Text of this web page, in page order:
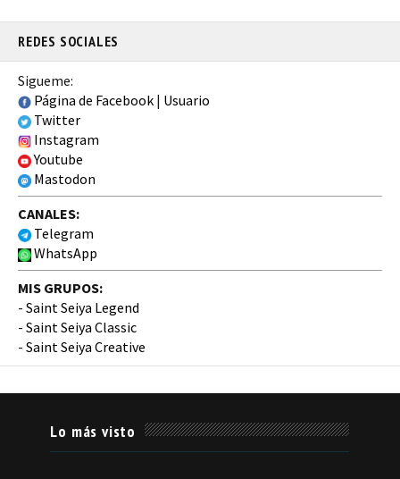
REDES SOCIALES
Sigueme:
Página de Facebook | Usuario
Twitter
Instagram
Youtube
Mastodon
CANALES:
Telegram
WhatsApp
MIS GRUPOS:
- Saint Seiya Legend
- Saint Seiya Classic
- Saint Seiya Creative
Lo más visto